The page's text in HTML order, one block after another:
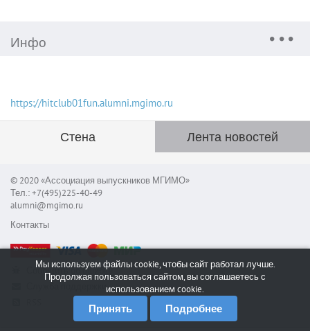
Инфо
https://hitclub01fun.alumni.mgimo.ru
Стена Лента новостей
© 2020 «Ассоциация выпускников МГИМО»
Тел.: +7(495)225-40-49
alumni@mgimo.ru
Контакты
Сообщить об ошибке
Мы используем файлы cookie, чтобы сайт работал лучше.
Продолжая пользоваться сайтом, вы соглашаетесь с
использованием cookie.
Принять Подробнее